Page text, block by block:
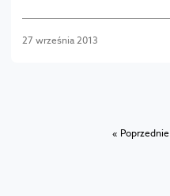
27 września 2013
« Poprzednie